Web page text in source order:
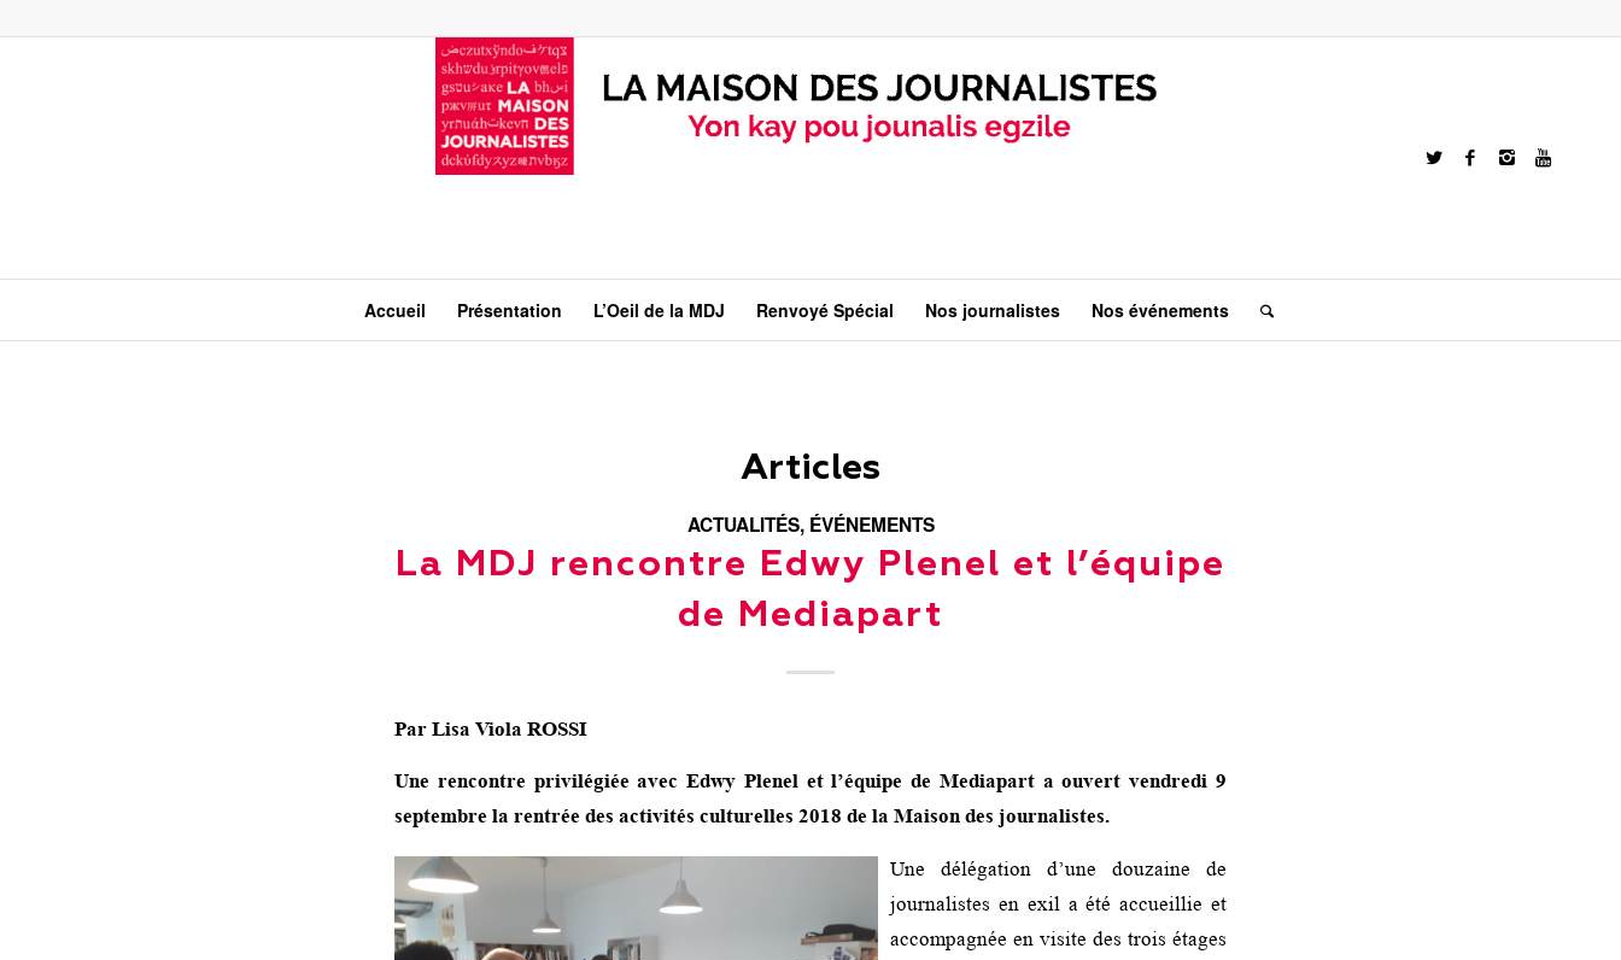
Accueil Présentation L’Oeil de la MDJ Renvoyé Spécial Nos journalistes Nos événements
Articles
ACTUALITÉS, ÉVÉNEMENTS
La MDJ rencontre Edwy Plenel et l’équipe
de Mediapart
Par Lisa Viola ROSSI
Une rencontre privilégiée avec Edwy Plenel et l’équipe de Mediapart a ouvert vendredi 9
septembre la rentrée des activités culturelles 2018 de la Maison des journalistes.
Une délégation d’une douzaine de
journalistes en exil a été accueillie et
accompagnée en visite des trois étages